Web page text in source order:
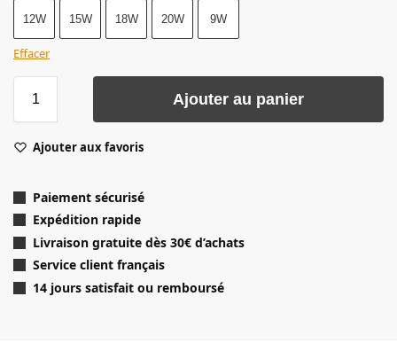
12W 15W 18W 20W 9W
Effacer
Ajouter au panier
Ajouter aux favoris
Paiement sécurisé
Expédition rapide
Livraison gratuite dès 30€ d’achats
Service client français
14 jours satisfait ou remboursé